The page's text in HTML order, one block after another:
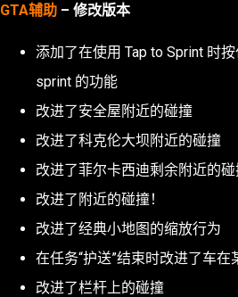
GTA辅助 – 修改版本
添加了在使用 Tap to Sprint 时
sprint 的功能
改进了安全屋附近的碰撞
改进了科克伦大坝附近的碰撞
改进了菲尔卡西迪剩余附近的
改进了附近的碰撞！
改进了经典小地图的缩放行为
在任务“护送”结束时改进了车
改进了栏杆上的碰撞